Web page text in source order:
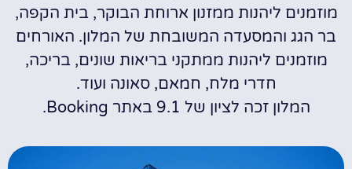
מוזמנים ליהנות ממזנון ארוחת הבוקר, בית הקפה,
בר הגג והמסעדה המשובחת של המלון. האורחים
מוזמנים ליהנות ממתקני בריאות שונים, בריכה,
חדרי מלח, חמאם, סאונה ועוד.
המלון זכה לציון של 9.1 באתר Booking.